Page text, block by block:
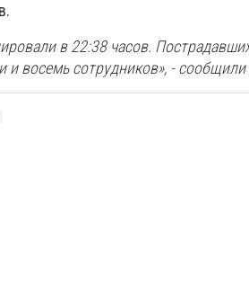
в 22:38 часов.
и восемь сотрудников», -